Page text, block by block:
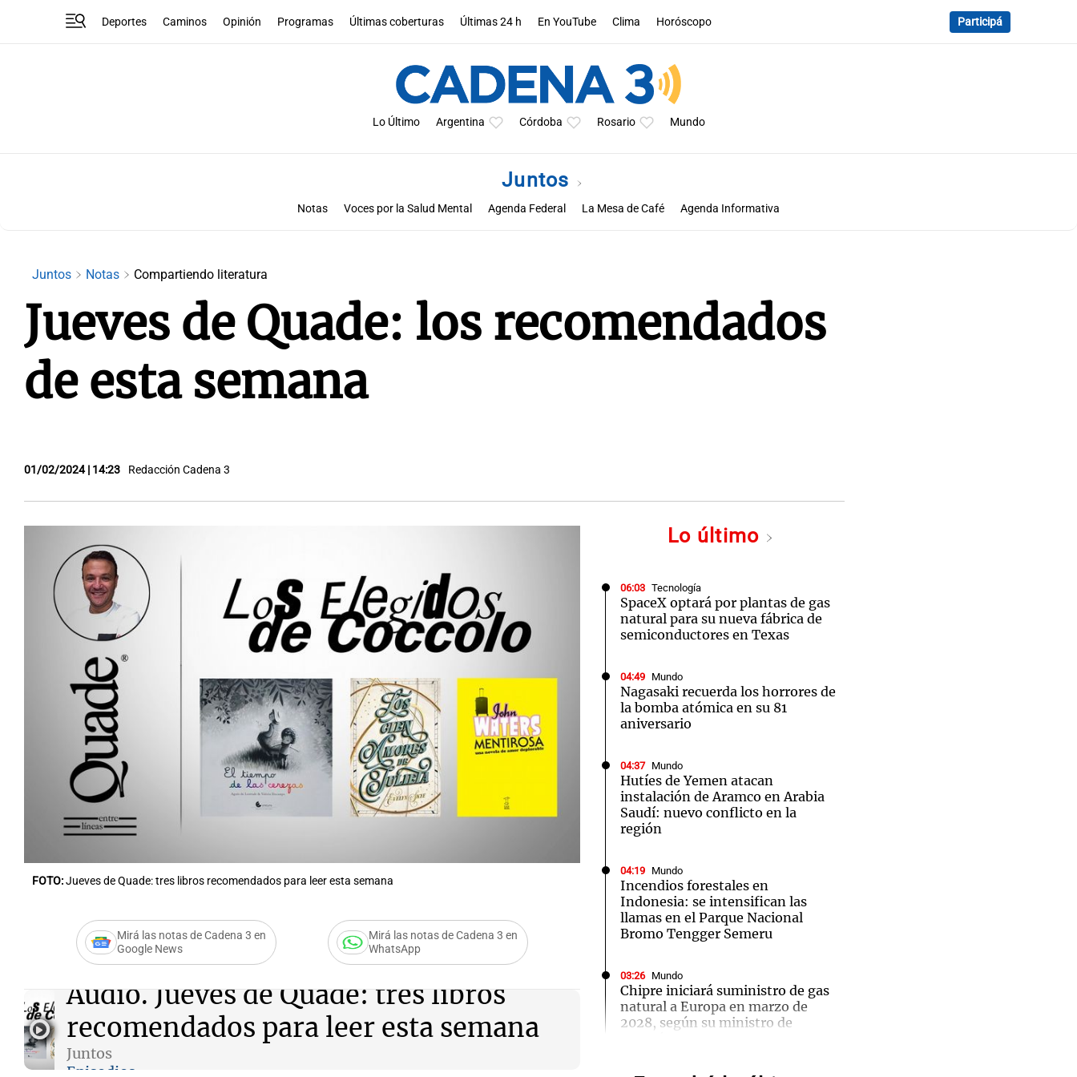
Deportes Caminos Opinión Programas Últimas coberturas Últimas 24 h En YouTube Clima Horóscopo Participá
Lo Último Argentina Córdoba Rosario Mundo
Juntos
Notas Voces por la Salud Mental Agenda Federal La Mesa de Café Agenda Informativa
Juntos Notas Compartiendo literatura
Jueves de Quade: los recomendados
de esta semana
01/02/2024 | 14:23 Redacción Cadena 3
FOTO:Jueves de Quade: tres libros recomendados para leer esta semana
Mirá las notas de Cadena 3 en
Google News
Mirá las notas de Cadena 3 en
WhatsApp
Audio. Jueves de Quade: tres libros
recomendados para leer esta semana
Juntos
Episodios
Lo último
06:03 Tecnología
SpaceX optará por plantas de gas
natural para su nueva fábrica de
semiconductores en Texas
04:49 Mundo
Nagasaki recuerda los horrores de
la bomba atómica en su 81
aniversario
04:37 Mundo
Hutíes de Yemen atacan
instalación de Aramco en Arabia
Saudí: nuevo conflicto en la
región
04:19 Mundo
Incendios forestales en
Indonesia: se intensifican las
llamas en el Parque Nacional
Bromo Tengger Semeru
03:26 Mundo
Chipre iniciará suministro de gas
natural a Europa en marzo de
2028, según su ministro de
Audio.